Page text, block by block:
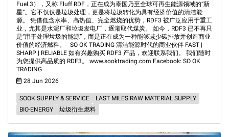
Fuel 3），又称 Fluff RDF，正在成为泰国乃至全球可再生能源领域的“新
星”。它不仅仅是垃圾处理，更是将垃圾转化为具有经济价值的清洁能
源。 凭借低含水率、高热值、完全燃烧的优势，RDF3 被广泛应用于重工
业，尤其是水泥厂和垃圾发电厂，逐渐取代煤炭。 如今，RDF3 已不再只
是“用于处理垃圾的能源”，而是正在成为一种能够减少碳排放并创造商业
价值的经济燃料。 SO OK TRADING 清洁能源时代的商业伙伴 FAST |
SHARP | RELIABLE 如有兴趣购买 RDF3 产品，欢迎联系我们。 我们随时
为您提供高品质的 RDF3。 www.sooktrading.com Facebook: SO OK
TRADING
28 Jun 2026
SOOK SUPPLY & SERVICE
LAST MILES RAW MATERIAL SUPPLY
BIO-ENERGY
垃圾衍生燃料